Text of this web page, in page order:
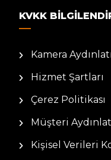
KVKK
Kamera
Hizmet Şartları
Çerez Politikası
Müşteri
Kişisel Verileri